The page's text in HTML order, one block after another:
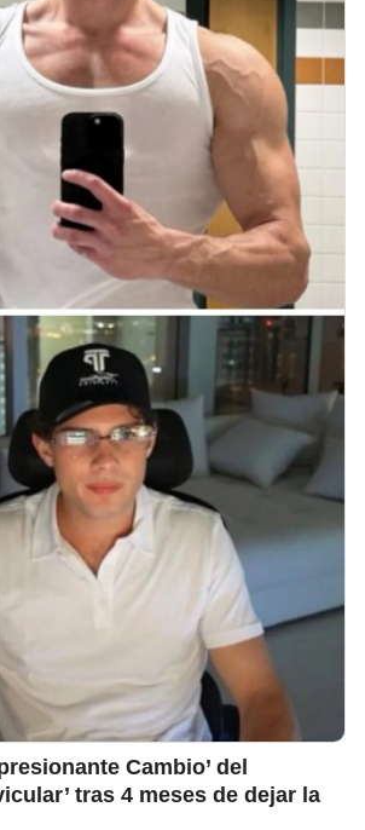
Cambio’ del
tras 4 meses de dejar la